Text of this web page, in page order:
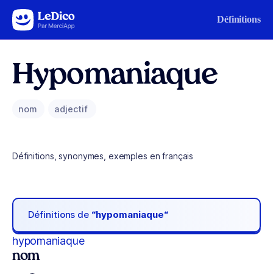
Aller au contenu Définitions
Hypomaniaque
nom adjectif
Définitions, synonymes, exemples en français
Définitions de “hypomaniaque“
hypomaniaque
nom